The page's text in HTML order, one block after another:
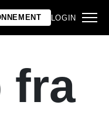
LOGIN
fra